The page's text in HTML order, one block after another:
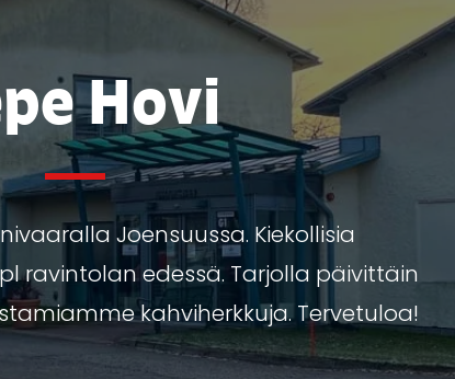
Hovi
Joensuussa. Kiekollisia
ravintolan edessä. Tarjolla päivittäin
kahviherkkuja. Tervetuloa!